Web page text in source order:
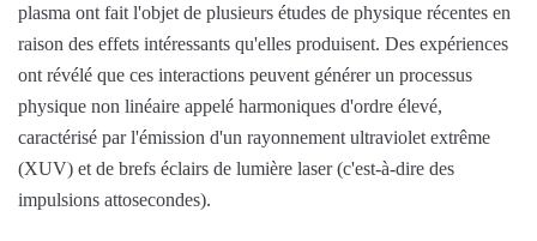
plasma ont fait l'objet de plusieurs études de physique récentes en
raison des effets intéressants qu'elles produisent. Des expériences
ont révélé que ces interactions peuvent générer un processus
physique non linéaire appelé harmoniques d'ordre élevé,
caractérisé par l'émission d'un rayonnement ultraviolet extrême
(XUV) et de brefs éclairs de lumière laser (c'est-à-dire des
impulsions attosecondes).